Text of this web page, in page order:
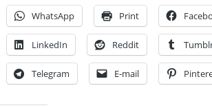
WhatsApp Print
LinkedIn Reddit
Telegram E-mail